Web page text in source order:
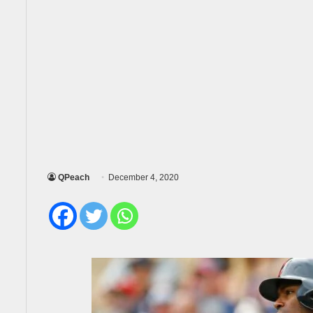
QPeach December 4, 2020